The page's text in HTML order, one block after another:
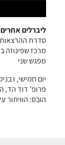
ליברלים אחרים
סדרת
מרכז שפינוזה
מפגש שני
יום חמישי, ו בניסן
פרופ’ דוד הד,
הובס: הוויתור